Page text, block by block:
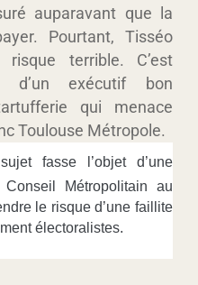
auparavant que la
Pourtant, Tisséo
terrible. C’est
d’un exécutif bon
qui menace
Toulouse Métropole.
fasse l’objet d’une
Métropolitain au
le risque d’une faillite
électoralistes.